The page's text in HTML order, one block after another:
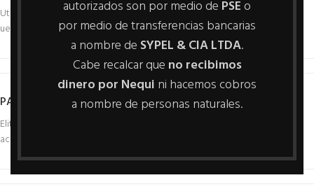
autorizados son por medio de PSEo
por medio de transferencias bancarias
a nombre de SYPEL & CIA LTDA.
Cabe recalcar que no recibimos
dinero por Nequi ni hacemos cobros
a nombre de personas naturales.
Ut a parturient ad vestibulum lectus varius dignistami sarim fusce mi pos
uere ante vivamus vesti bulum part urient sed a sit fermentum eros.
PARTURIENT FRINGILLA.
Elit suspendisse ut in senectus in vivamus magnis adipiscing placerat
accumsan laoreet nec penatibus a vel ut ipsum platea diam proin facilis.